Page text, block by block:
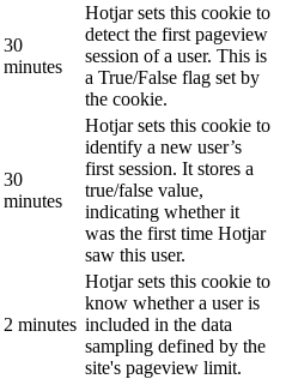
30
minutes
Hotjar sets this cookie to
detect the first pageview
session of a user. This is
a True/False flag set by
the cookie.
30
minutes
Hotjar sets this cookie to
identify a new user’s
first session. It stores a
true/false value,
indicating whether it
was the first time Hotjar
saw this user.
2 minutes
Hotjar sets this cookie to
know whether a user is
included in the data
sampling defined by the
site's pageview limit.